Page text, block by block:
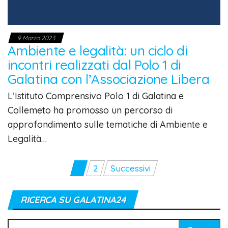
9 Marzo 2023
Ambiente e legalità: un ciclo di
incontri realizzati dal Polo 1 di
Galatina con l’Associazione Libera
L’Istituto Comprensivo Polo 1 di Galatina e
Collemeto ha promosso un percorso di
approfondimento sulle tematiche di Ambiente e
Legalità…
Paginazione
degli
articoli
2 Successivi
RICERCA SU GALATINA24